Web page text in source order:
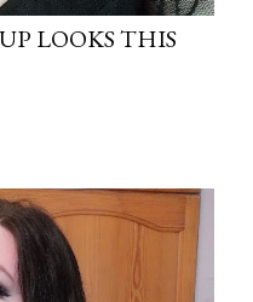
LOOKS THIS